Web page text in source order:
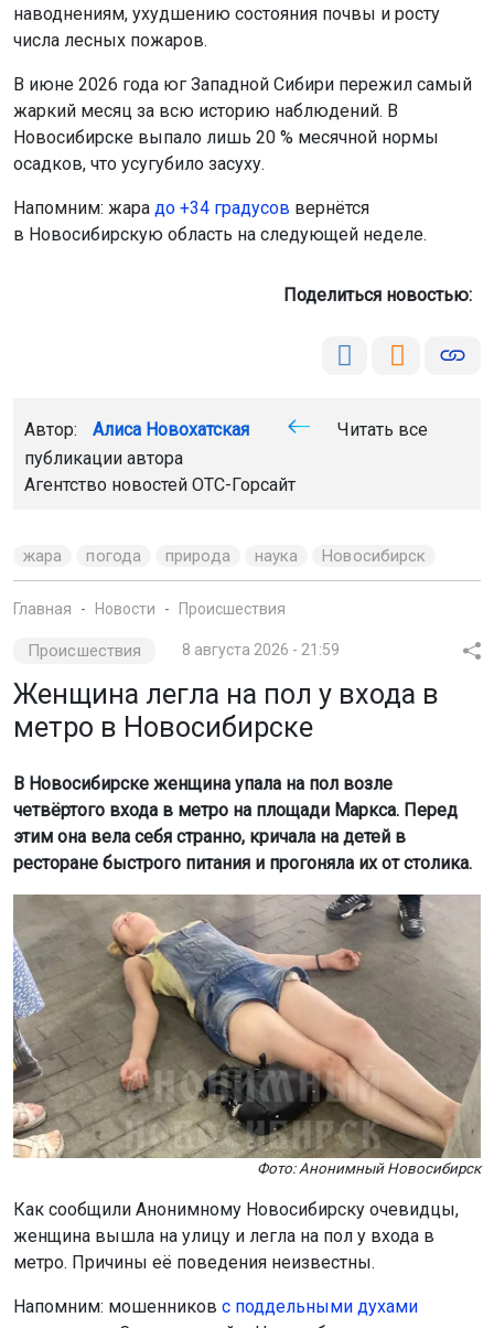
наводнениям, ухудшению состояния почвы и росту
числа лесных пожаров.
В июне 2026 года юг Западной Сибири пережил самый
жаркий месяц за всю историю наблюдений. В
Новосибирске выпало лишь 20 % месячной нормы
осадков, что усугубило засуху.
Напомним: жара до +34 градусов вернётся
в Новосибирскую область на следующей неделе.
Поделиться новостью:
Автор: Алиса Новохатская
Читать все
публикации автора
Агентство новостей ОТС-Горсайт
жара погода природа наука Новосибирск
Главная Новости Происшествия
Происшествия 8 августа 2026 - 21:59
Женщина легла на пол у входа в
метро в Новосибирске
В Новосибирске женщина упала на пол возле
четвёртого входа в метро на площади Маркса. Перед
этим она вела себя странно, кричала на детей в
ресторане быстрого питания и прогоняла их от столика.
Фото: Анонимный Новосибирск
Как сообщили Анонимному Новосибирску очевидцы,
женщина вышла на улицу и легла на пол у входа в
метро. Причины её поведения неизвестны.
Напомним: мошенников с поддельными духами